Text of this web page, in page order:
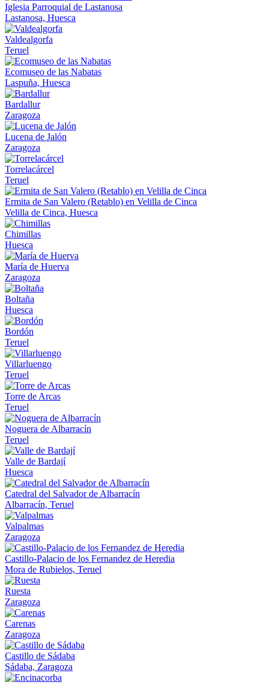
Iglesia Parroquial de Lastanosa
Lastanosa, Huesca
Valdealgorfa
Teruel
Ecomuseo de las Nabatas
Laspuña, Huesca
Bardallur
Zaragoza
Lucena de Jalón
Zaragoza
Torrelacárcel
Teruel
Ermita de San Valero (Retablo) en Velilla de Cinca
Velilla de Cinca, Huesca
Chimillas
Huesca
María de Huerva
Zaragoza
Boltaña
Huesca
Bordón
Teruel
Villarluengo
Teruel
Torre de Arcas
Teruel
Noguera de Albarracín
Teruel
Valle de Bardají
Huesca
Catedral del Salvador de Albarracín
Albarracín, Teruel
Valpalmas
Zaragoza
Castillo-Palacio de los Fernandez de Heredia
Mora de Rubielos, Teruel
Ruesta
Zaragoza
Carenas
Zaragoza
Castillo de Sádaba
Sádaba, Zaragoza